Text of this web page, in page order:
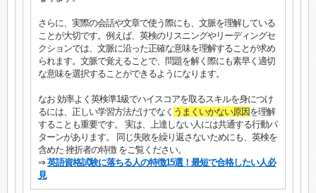
さらに、実際の会話や文章で使う際にも、文脈を理解している
ことが大切です。例えば、英検のリスニングやリーディングセ
クションでは、文脈に沿った正確な意味を理解することが求め
られます。文脈で覚えることで、問題を解く際にも素早く適切
な意味を選択することができるようになります。
なお 効率よく英検準1級でハイスコアを取るスキルを身につけ
るには、正しい学習方法だけでなく うまくいかない原因を理解
することも重要です。 実は、上達しない人には共通する行動パ
ターンがあります。 同じ失敗を繰り返さないためにも、英検を
含めた 挫折者の特徴 をご覧ください。
⇒英語資格試験に落ちる人の特徴15選！最短で合格したい人必
見